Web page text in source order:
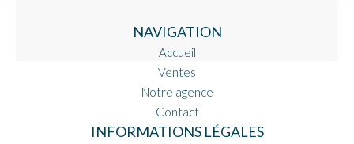
NAVIGATION
Accueil
Ventes
Notre agence
Contact
INFORMATIONS LÉGALES